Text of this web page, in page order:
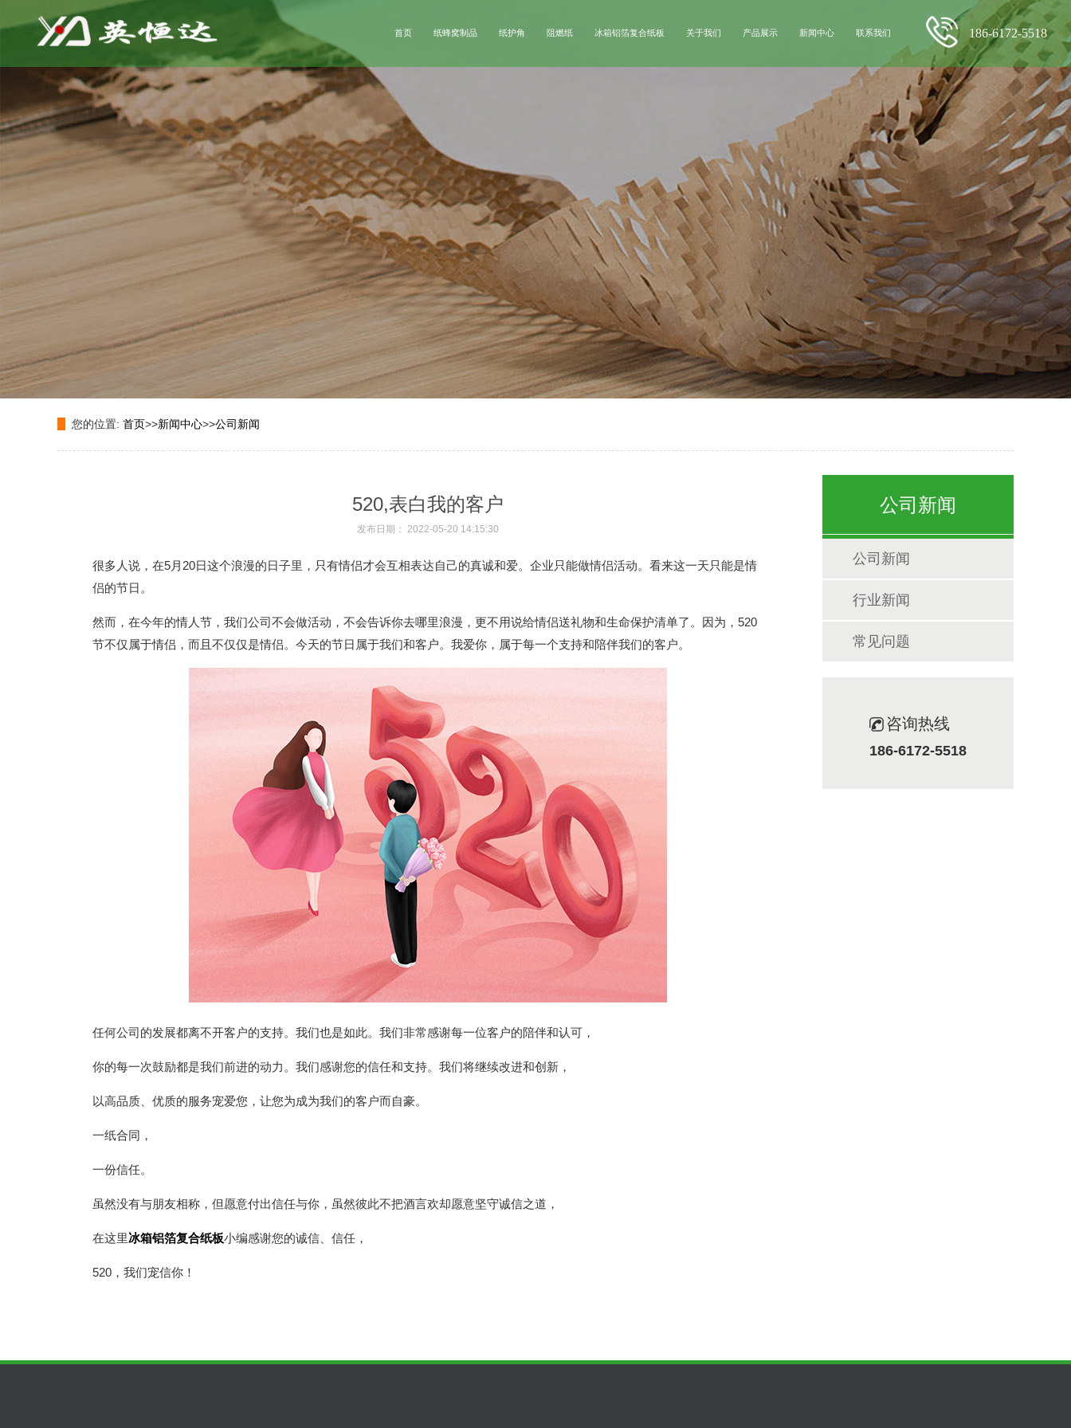
首页 纸蜂窝制品 纸护角 阻燃纸 冰箱铝箔复合纸板 关于我们 产品展示 新闻中心 联系我们 186-6172-5518
您的位置: 首页>>新闻中心>>公司新闻
520,表白我的客户
发布日期： 2022-05-20 14:15:30
很多人说，在5月20日这个浪漫的日子里，只有情侣才会互相表达自己的真诚和爱。企业只能做情侣活动。看来这一天只能是情
侣的节日。
然而，在今年的情人节，我们公司不会做活动，不会告诉你去哪里浪漫，更不用说给情侣送礼物和生命保护清单了。因为，520
节不仅属于情侣，而且不仅仅是情侣。今天的节日属于我们和客户。我爱你，属于每一个支持和陪伴我们的客户。
任何公司的发展都离不开客户的支持。我们也是如此。我们非常感谢每一位客户的陪伴和认可，
你的每一次鼓励都是我们前进的动力。我们感谢您的信任和支持。我们将继续改进和创新，
以高品质、优质的服务宠爱您，让您为成为我们的客户而自豪。
一纸合同，
一份信任。
虽然没有与朋友相称，但愿意付出信任与你，虽然彼此不把酒言欢却愿意坚守诚信之道，
在这里冰箱铝箔复合纸板小编感谢您的诚信、信任，
520，我们宠信你！
公司新闻
公司新闻
行业新闻
常见问题
咨询热线
186-6172-5518